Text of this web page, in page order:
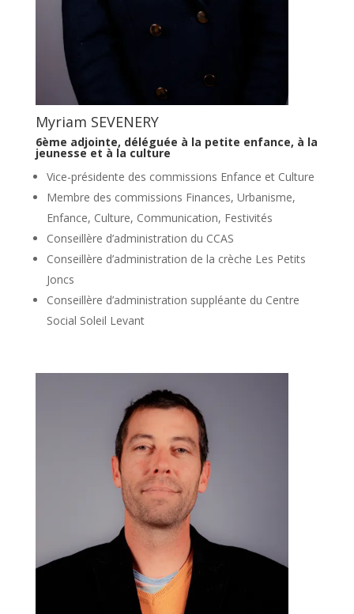
Myriam SEVENERY
6ème adjointe, déléguée à la petite enfance, à la
jeunesse et à la culture
Vice-présidente des commissions Enfance et Culture
Membre des commissions Finances, Urbanisme,
Enfance, Culture, Communication, Festivités
Conseillère d’administration du CCAS
Conseillère d’administration de la crèche Les Petits
Joncs
Conseillère d’administration suppléante du Centre
Social Soleil Levant